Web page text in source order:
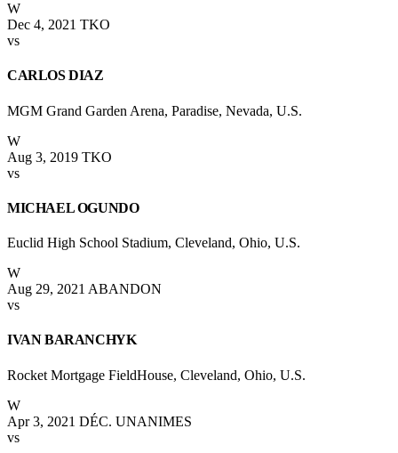
W
Dec 4, 2021 TKO
vs
CARLOS DIAZ
MGM Grand Garden Arena, Paradise, Nevada, U.S.
W
Aug 3, 2019 TKO
vs
MICHAEL OGUNDO
Euclid High School Stadium, Cleveland, Ohio, U.S.
W
Aug 29, 2021 ABANDON
vs
IVAN BARANCHYK
Rocket Mortgage FieldHouse, Cleveland, Ohio, U.S.
W
Apr 3, 2021 DÉC. UNANIMES
vs